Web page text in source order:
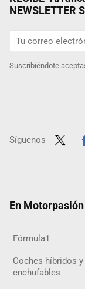
NEWSLETTER
Suscribiéndote
Síguenos
En
Fórmula1
Coches híbridos y
enchufables